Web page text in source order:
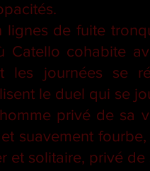
lignes de fuite
Catello cohabite
les journées se
le duel qui se
privé de sa
suavement
et solitaire, privé